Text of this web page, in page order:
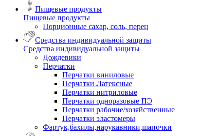
Пищевые продукты
Пищевые продукты
Порционные сахар, соль, перец
Средства индивидуальной защиты
Средства индивидуальной защиты
Дождевики
Перчатки
Перчатки виниловые
Перчатки Латексные
Перчатки нитриловые
Перчатки одноразовые ПЭ
Перчатки рабочие/хозяйственные
Перчатки эластомеры
Фартук,бахилы,нарукавники,шапочки